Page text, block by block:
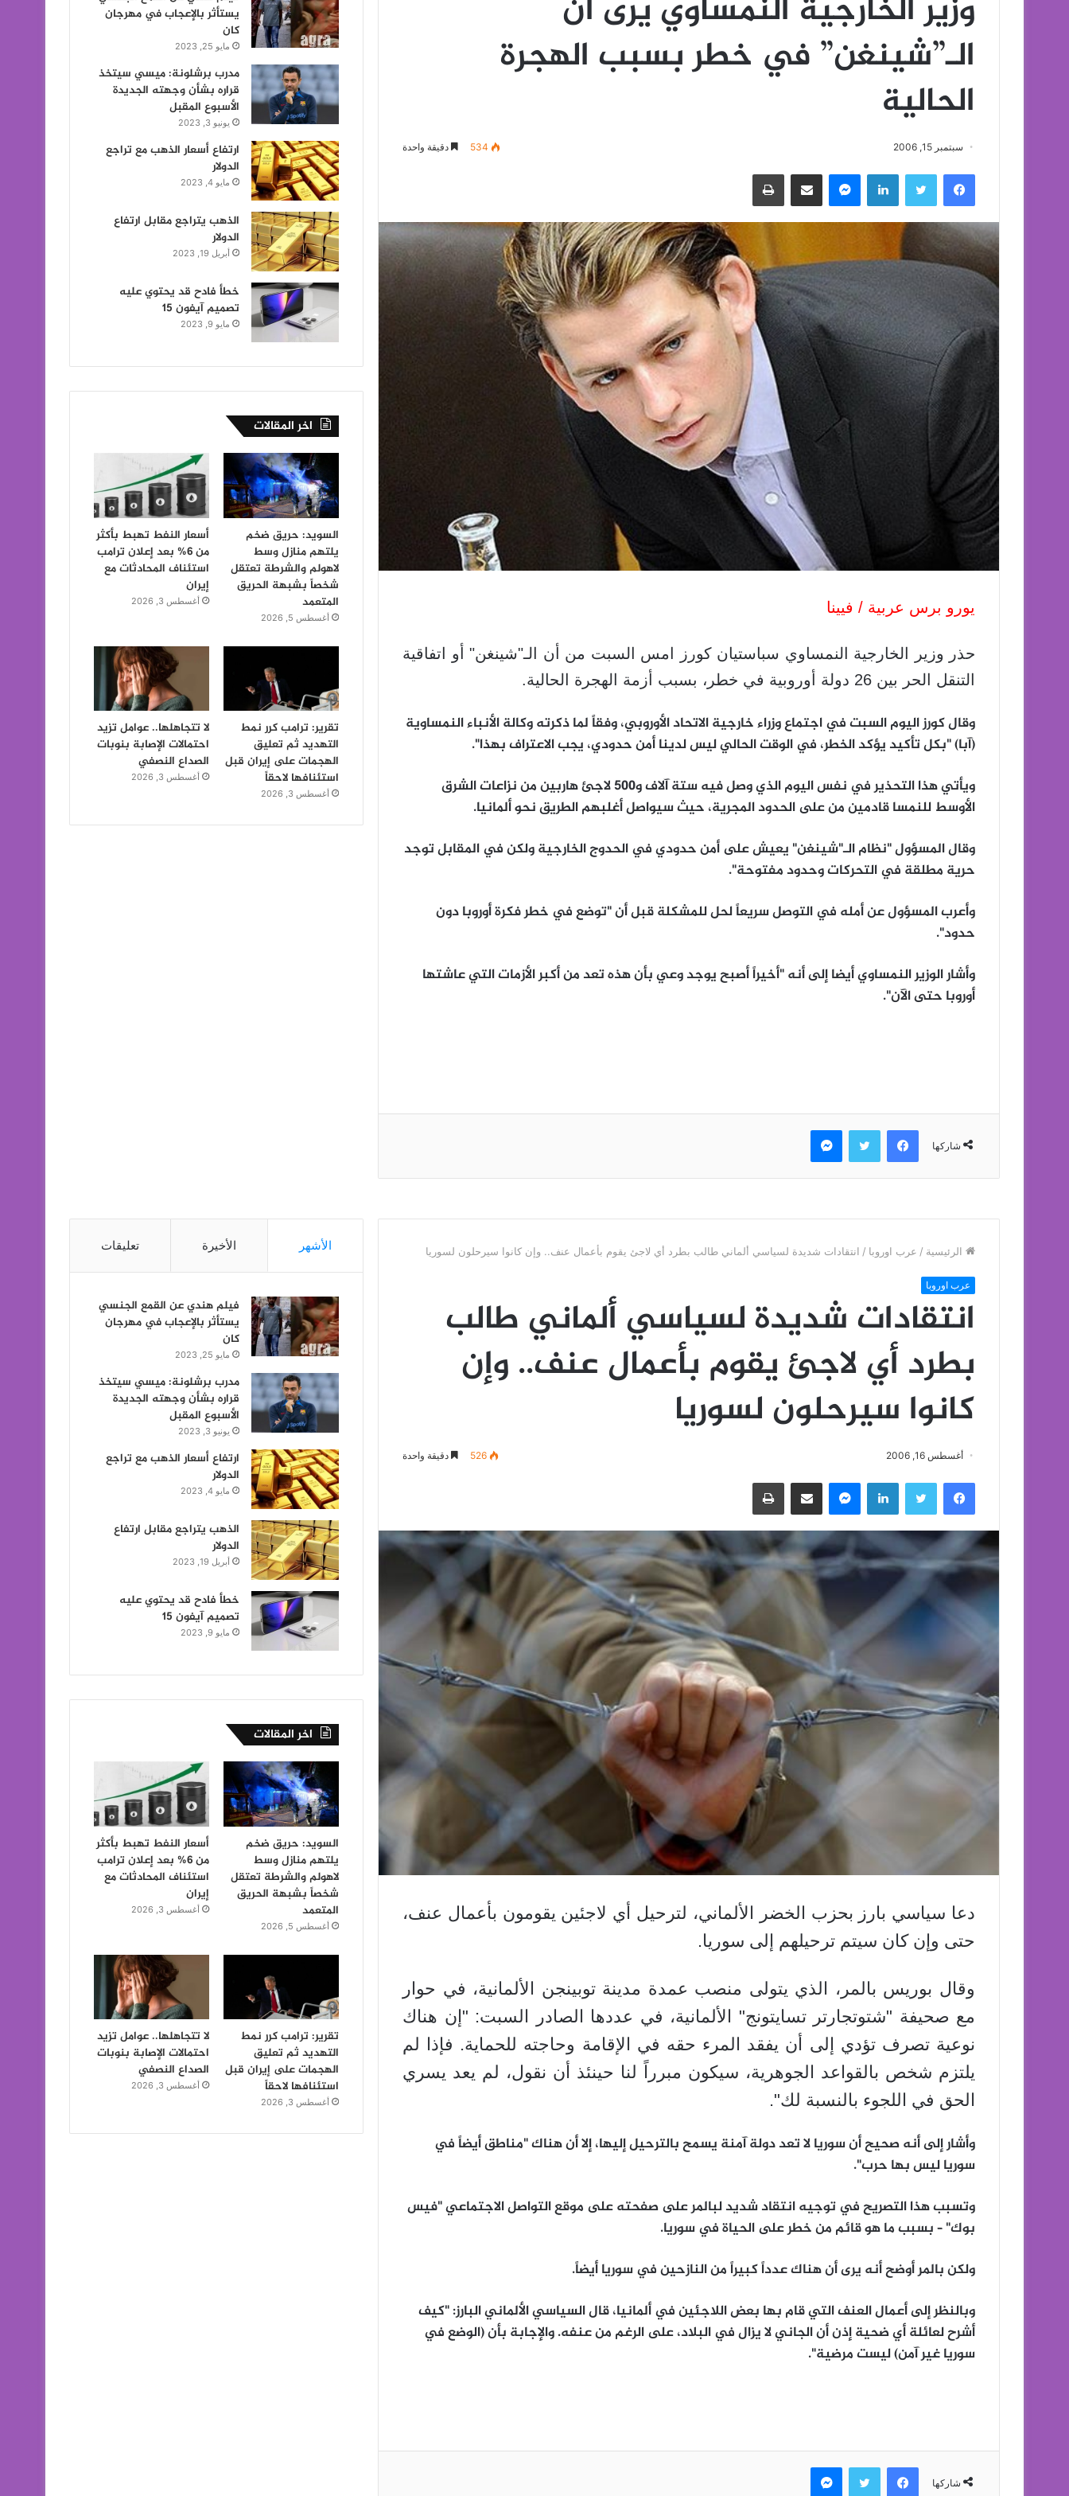
وزير الخارجية النمساوي يرى أن
الـ”شينغن” في خطر بسبب الهجرة
الحالية
سبتمبر 15, 2006 534 دقيقة واحدة
فيسبوك تويتر لينكدإن ماسنجر مشاركة عبر البريد طباعة
يورو برس عربية / فيينا
حذر وزير الخارجية النمساوي سباستيان كورز امس السبت من أن الـ"شينغن" أو اتفاقية
التنقل الحر بين 26 دولة أوروبية في خطر، بسبب أزمة الهجرة الحالية.
وقال كورز اليوم السبت في اجتماع وزراء خارجية الاتحاد الأوروبي، وفقاً لما ذكرته وكالة الأنباء النمساوية
(آبا) "بكل تأكيد يؤكد الخطر، في الوقت الحالي ليس لدينا أمن حدودي، يجب الاعتراف بهذا".
ويأتي هذا التحذير في نفس اليوم الذي وصل فيه ستة آلاف و500 لاجئ هاربين من نزاعات الشرق
الأوسط للنمسا قادمين من على الحدود المجرية، حيث سيواصل أغلبهم الطريق نحو ألمانيا.
وقال المسؤول "نظام الـ"شينغن" يعيش على أمن حدودي في الحدوج الخارجية ولكن في المقابل توجد
حرية مطلقة في التحركات وحدود مفتوحة".
وأعرب المسؤول عن أمله في التوصل سريعاً لحل للمشكلة قبل أن "توضع في خطر فكرة أوروبا دون
حدود".
وأشار الوزير النمساوي أيضا إلى أنه "أخيراً أصبح يوجد وعي بأن هذه تعد من أكبر الأزمات التي عاشتها
أوروبا حتى الآن".
شاركها
فيسبوك تويتر ماسنجر
يستأثر بالإعجاب في مهرجان
كان
مايو 25, 2023
مدرب برشلونة: ميسي سيتخذ
قراره بشأن وجهته الجديدة
الأسبوع المقبل
يونيو 3, 2023
ارتفاع أسعار الذهب مع تراجع
الدولار
مايو 4, 2023
الذهب يتراجع مقابل ارتفاع
الدولار
أبريل 19, 2023
خطأ فادح قد يحتوي عليه
تصميم آيفون 15
مايو 9, 2023
اخر المقالات
السويد: حريق ضخم
يلتهم منازل وسط
لاهولم والشرطة تعتقل
شخصاً بشبهة الحريق
المتعمد
أغسطس 5, 2026
أسعار النفط تهبط بأكثر
من 6% بعد إعلان ترامب
استئناف المحادثات مع
إيران
أغسطس 3, 2026
تقرير: ترامب كرر نمط
التهديد ثم تعليق
الهجمات على إيران قبل
استئنافها لاحقاً
أغسطس 3, 2026
لا تتجاهلها.. عوامل تزيد
احتمالات الإصابة بنوبات
الصداع النصفي
أغسطس 3, 2026